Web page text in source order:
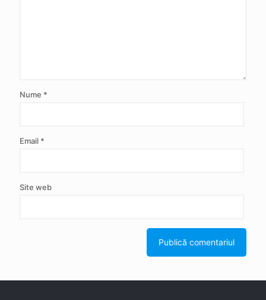
Nume *
Email *
Site web